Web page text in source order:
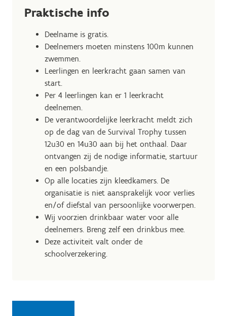
Praktische info
Deelname is gratis.
Deelnemers moeten minstens 100m kunnen
zwemmen.
Leerlingen en leerkracht gaan samen van
start.
Per 4 leerlingen kan er 1 leerkracht
deelnemen.
De verantwoordelijke leerkracht meldt zich
op de dag van de Survival Trophy tussen
12u30 en 14u30 aan bij het onthaal. Daar
ontvangen zij de nodige informatie, startuur
en een polsbandje.
Op alle locaties zijn kleedkamers. De
organisatie is niet aansprakelijk voor verlies
en/of diefstal van persoonlijke voorwerpen.
Wij voorzien drinkbaar water voor alle
deelnemers. Breng zelf een drinkbus mee.
Deze activiteit valt onder de
schoolverzekering.